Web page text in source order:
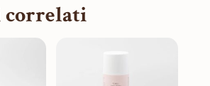
correlati